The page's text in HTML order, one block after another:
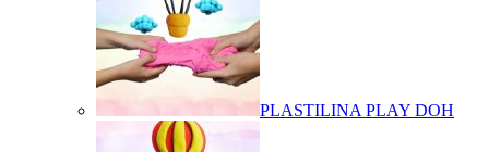
PLASTILINA PLAY DOH